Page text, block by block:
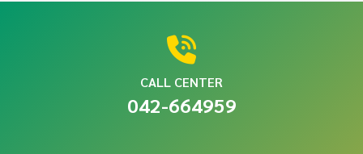
CALL CENTER
042-664959